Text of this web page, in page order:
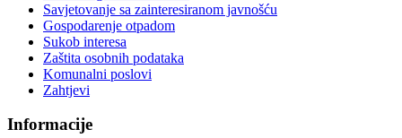
Savjetovanje sa zainteresiranom javnošću
Gospodarenje otpadom
Sukob interesa
Zaštita osobnih podataka
Komunalni poslovi
Zahtjevi
Informacije